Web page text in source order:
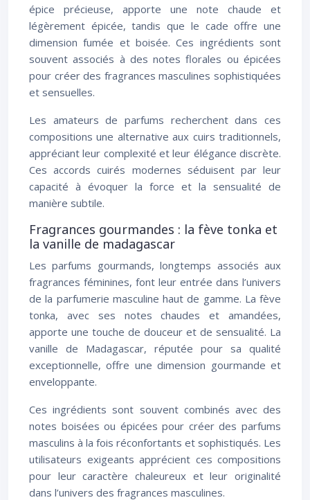
épice précieuse, apporte une note chaude et
légèrement épicée, tandis que le cade offre une
dimension fumée et boisée. Ces ingrédients sont
souvent associés à des notes florales ou épicées
pour créer des fragrances masculines sophistiquées
et sensuelles.
Les amateurs de parfums recherchent dans ces
compositions une alternative aux cuirs traditionnels,
appréciant leur complexité et leur élégance discrète.
Ces accords cuirés modernes séduisent par leur
capacité à évoquer la force et la sensualité de
manière subtile.
Fragrances gourmandes : la fève tonka et
la vanille de madagascar
Les parfums gourmands, longtemps associés aux
fragrances féminines, font leur entrée dans l’univers
de la parfumerie masculine haut de gamme. La fève
tonka, avec ses notes chaudes et amandées,
apporte une touche de douceur et de sensualité. La
vanille de Madagascar, réputée pour sa qualité
exceptionnelle, offre une dimension gourmande et
enveloppante.
Ces ingrédients sont souvent combinés avec des
notes boisées ou épicées pour créer des parfums
masculins à la fois réconfortants et sophistiqués. Les
utilisateurs exigeants apprécient ces compositions
pour leur caractère chaleureux et leur originalité
dans l’univers des fragrances masculines.